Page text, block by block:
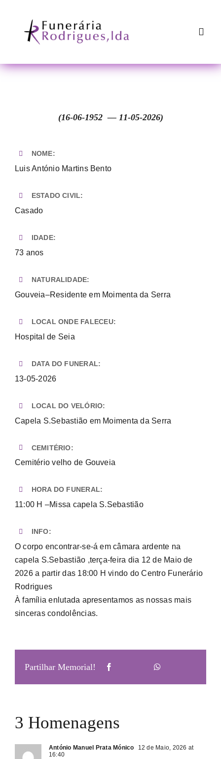
content
Início
Florista
Necrologia
(16-06-1952 — 11-05-2026)
NOME:
Luis António Martins Bento
ESTADO CIVIL:
Casado
IDADE:
73 anos
NATURALIDADE:
Gouveia–Residente em Moimenta da Serra
LOCAL ONDE FALECEU:
Hospital de Seia
DATA DO FUNERAL:
13-05-2026
LOCAL DO VELÓRIO:
Capela S.Sebastião em Moimenta da Serra
CEMITÉRIO:
Cemitério velho de Gouveia
HORA DO FUNERAL:
11:00 H –Missa capela S.Sebastião
INFO:
O corpo encontrar-se-á em câmara ardente na
capela S.Sebastião ,terça-feira dia 12 de Maio de
2026 a partir das 18:00 H vindo do Centro Funerário
Rodrigues
À família enlutada apresentamos as nossas mais
sinceras condolências.
Partilhar Memorial!
3 Homenagens
António Manuel Prata Mónico
12 de Maio, 2026 at
16:40